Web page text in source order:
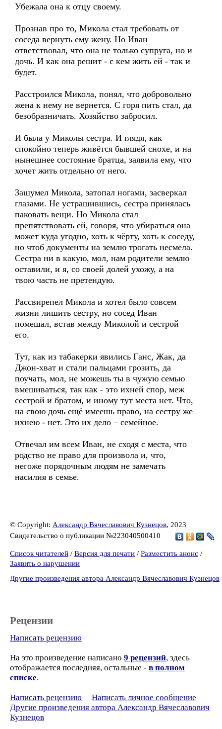
Убежала она к отцу своему.
Прознав про то, Микола стал требовать от
соседа вернуть ему жену. Но Иван
ответствовал, что она не только супруга, но и
дочь. И как она решит - с кем жить ей - так и
будет.
Расстроился Микола, понял, что добровольно
жена к нему не вернется. С горя пить стал, да
безобразничать. Хозяйство забросил.
И была у Миколы сестра. И глядя, как
спокойно теперь живётся бывшей снохе, и на
нынешнее состояние братца, заявила ему, что
хочет жить отдельно от него.
Зашумел Микола, затопал ногами, засверкал
глазами. Не устрашившись, сестра принялась
паковать вещи. Но Микола стал
препятствовать ей, говоря, что убираться она
может куда угодно, хоть к чёрту, хоть к соседу,
но чтоб документы на землю трогать несмела.
Сестра ни в какую, мол, нам родители землю
оставили, и я, со своей долей ухожу, а на
твою часть не претендую.
Рассвирепел Микола и хотел было совсем
жизни лишить сестру, но сосед Иван
помешал, встав между Миколой и сестрой
его.
Тут, как из табакерки явились Ганс, Жак, да
Джон-хват и стали пальцами грозить, да
поучать, мол, не можешь ты в чужую семью
вмешиваться, так как - это ихней спор, меж
сестрой и братом, и иному тут места нет. Что,
на свою дочь ещё имеешь право, на сестру же
ихнею - нет. Это их дело – семейное.
Отвечал им всем Иван, не сходя с места, что
родство не право для произвола и, что,
негоже порядочным людям не замечать
насилия в семье.
© Copyright: Александр Вячеславович Кузнецов, 2023
Свидетельство о публикации №223040500410
Список читателей / Версия для печати / Разместить анонс /
Заявить о нарушении
Другие произведения автора Александр Вячеславович Кузнецов
Рецензии
Написать рецензию
На это произведение написано 9 рецензий, здесь
отображается последняя, остальные - в полном
списке.
Написать рецензию
Написать личное сообщение
Другие произведения автора Александр Вячеславович
Кузнецов